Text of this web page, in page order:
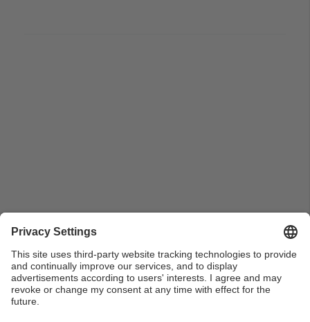
Pla general de la presentació del Rector Antoni Giró
del 1r Seminari Matemàtiques i Estadística per a la